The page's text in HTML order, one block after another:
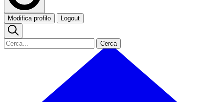
Modifica profilo Logout
Cerca